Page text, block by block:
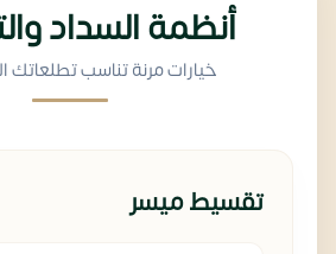
أنظمة السداد
خيارات مرنة تناسب تطلعاتك
تقسيط ميسر